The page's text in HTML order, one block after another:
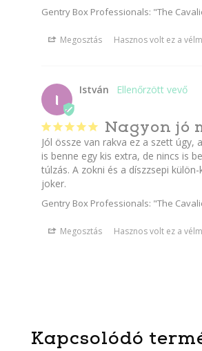
Gentry Box Professionals: "The
Megosztás Hasznos volt ez a
I
István
Nagyon jó
Jól össze van rakva ez a szett úgy,
is benne egy kis extra, de nincs is
túlzás. A zokni és a díszzsepi
joker.
Gentry Box Professionals: "The
Megosztás Hasznos volt ez a
Kapcsolódó